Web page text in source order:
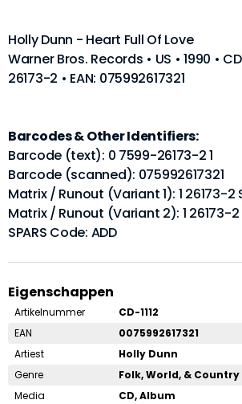
Holly Dunn - Heart Full Of Love
Warner Bros. Records • US • 1990 •
26173-2 • EAN: 075992617321
Barcodes & Other Identifiers:
Barcode (text): 0 7599-26173-2 1
Barcode (scanned): 075992617321
Matrix / Runout (Variant 1): 1 26173-2
Matrix / Runout (Variant 2): 1 26173-2
SPARS Code: ADD
Eigenschappen
Artikelnummer
CD-1112
EAN
0075992617321
Artiest
Holly Dunn
Genre
Folk, World, & Country
Media
CD, Album